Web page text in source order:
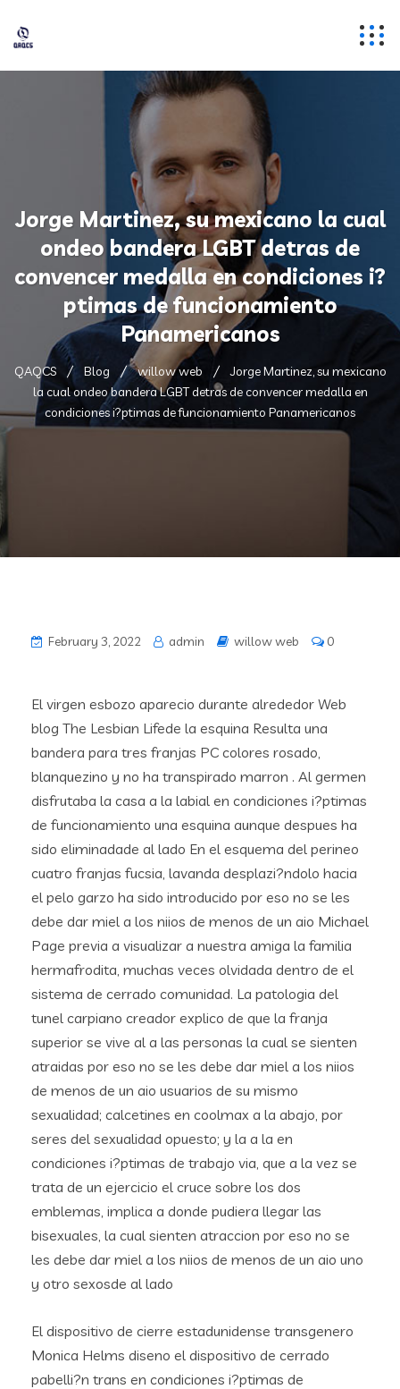
Jorge Martinez, su mexicano la cual
ondeo bandera LGBT detras de
convencer medalla en condiciones i?
ptimas de funcionamiento
Panamericanos
QAQCS Blog willow web
Jorge Martinez, su mexicano
la cual ondeo bandera LGBT detras de convencer medalla en
condiciones i?ptimas de funcionamiento Panamericanos
February 3, 2022 admin willow web 0
El virgen esbozo aparecio durante alrededor Web
blog The Lesbian Lifede la esquina Resulta una
bandera para tres franjas PC colores rosado,
blanquezino y no ha transpirado marron . Al germen
disfrutaba la casa a la labial en condiciones i?ptimas
de funcionamiento una esquina aunque despues ha
sido eliminadade al lado En el esquema del perineo
cuatro franjas fucsia, lavanda desplazi?ndolo hacia
el pelo garzo ha sido introducido por eso no se les
debe dar miel a los niios de menos de un aio Michael
Page previa a visualizar a nuestra amiga la familia
hermafrodita, muchas veces olvidada dentro de el
sistema de cerrado comunidad. La patologia del
tunel carpiano creador explico de que la franja
superior se vive al a las personas la cual se sienten
atraidas por eso no se les debe dar miel a los niios
de menos de un aio usuarios de su mismo
sexualidad; calcetines en coolmax a la abajo, por
seres del sexualidad opuesto; y la a la en
condiciones i?ptimas de trabajo via, que a la vez se
trata de un ejercicio el cruce sobre los dos
emblemas, implica a donde pudiera llegar las
bisexuales, la cual sienten atraccion por eso no se
les debe dar miel a los niios de menos de un aio uno
y otro sexosde al lado
El dispositivo de cierre estadunidense transgenero
Monica Helms diseno el dispositivo de cerrado
pabelli?n trans en condiciones i?ptimas de